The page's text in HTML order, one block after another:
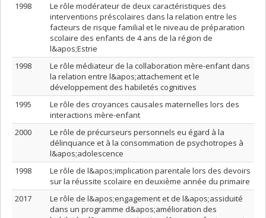
1998
Le rôle modérateur de deux caractéristiques des
interventions préscolaires dans la relation entre les
facteurs de risque familial et le niveau de préparation
scolaire des enfants de 4 ans de la région de
l&apos;Estrie
1998
Le rôle médiateur de la collaboration mère-enfant dans
la relation entre l&apos;attachement et le
développement des habiletés cognitives
1995
Le rôle des croyances causales maternelles lors des
interactions mère-enfant
2000
Le rôle de précurseurs personnels eu égard à la
délinquance et à la consommation de psychotropes à
l&apos;adolescence
1998
Le rôle de l&apos;implication parentale lors des devoirs
sur la réussite scolaire en deuxième année du primaire
2017
Le rôle de l&apos;engagement et de l&apos;assiduité
dans un programme d&apos;amélioration des